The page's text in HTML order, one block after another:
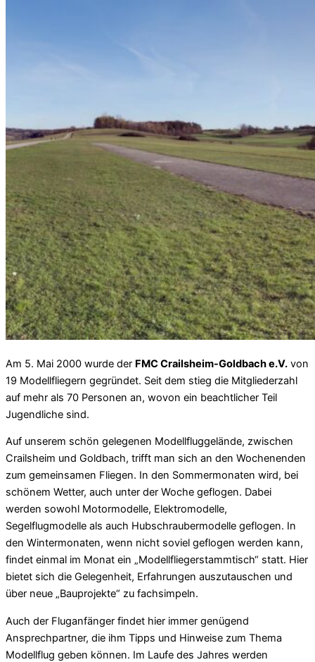
Am 5. Mai 2000 wurde der FMC Crailsheim-Goldbach e.V. von
19 Modellfliegern gegründet. Seit dem stieg die Mitgliederzahl
auf mehr als 70 Personen an, wovon ein beachtlicher Teil
Jugendliche sind.
Auf unserem schön gelegenen Modellfluggelände, zwischen
Crailsheim und Goldbach, trifft man sich an den Wochenenden
zum gemeinsamen Fliegen. In den Sommermonaten wird, bei
schönem Wetter, auch unter der Woche geflogen. Dabei
werden sowohl Motormodelle, Elektromodelle,
Segelflugmodelle als auch Hubschraubermodelle geflogen. In
den Wintermonaten, wenn nicht soviel geflogen werden kann,
findet einmal im Monat ein „Modellfliegerstammtisch“ statt. Hier
bietet sich die Gelegenheit, Erfahrungen auszutauschen und
über neue „Bauprojekte“ zu fachsimpeln.
Auch der Fluganfänger findet hier immer genügend
Ansprechpartner, die ihm Tipps und Hinweise zum Thema
Modellflug geben können. Im Laufe des Jahres werden